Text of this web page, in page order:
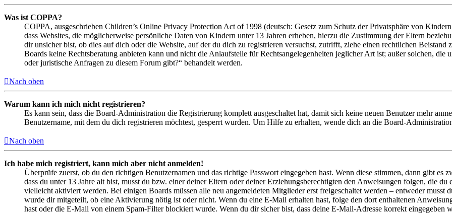
Was ist COPPA?
COPPA, ausgeschrieben Children’s Online Privacy Protection Act of 1998 (deutsch: Gesetz zum Schutz der Privatsphäre von
dass Websites, die möglicherweise persönliche Daten von Kindern unter 13 Jahren erheben, hierzu die Zustimmung der Eltern
dir unsicher bist, ob dies auf dich oder die Website, auf der du dich zu registrieren versuchst, zutrifft, ziehe einen rechtlichen
Boards keine Rechtsberatung anbieten kann und nicht die Anlaufstelle für Rechtsangelegenheiten jeglicher Art ist; außer solchen,
oder juristische Anfragen zu diesem Forum gibt?“ behandelt werden.
Nach oben
Warum kann ich mich nicht registrieren?
Es kann sein, dass die Board-Administration die Registrierung komplett ausgeschaltet hat, damit sich keine neuen Benutzer mehr
Benutzername, mit dem du dich registrieren möchtest, gesperrt wurden. Um Hilfe zu erhalten, wende dich an die Board-
Nach oben
Ich habe mich registriert, kann mich aber nicht anmelden!
Überprüfe zuerst, ob du den richtigen Benutzernamen und das richtige Passwort eingegeben hast. Wenn diese stimmen, dann gibt es
dass du unter 13 Jahre alt bist, musst du bzw. einer deiner Eltern oder deiner Erziehungsberechtigten den Anweisungen folgen, die
vielleicht aktiviert werden. Bei einigen Boards müssen alle neu angemeldeten Mitglieder erst freigeschaltet werden – entweder musst
wurde dir mitgeteilt, ob eine Aktivierung nötig ist oder nicht. Wenn du eine E-Mail erhalten hast, folge den dort enthaltenen
hast oder die E-Mail von einem Spam-Filter blockiert wurde. Wenn du dir sicher bist, dass deine E-Mail-Adresse korrekt eingegeben